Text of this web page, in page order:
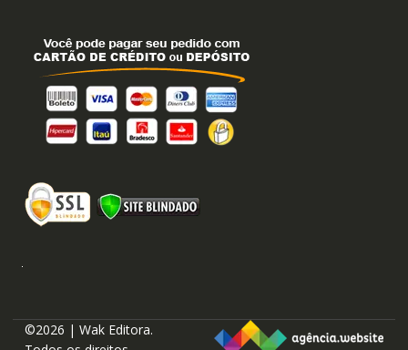
©2026 | Wak Editora.